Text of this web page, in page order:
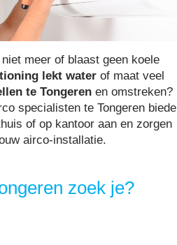
meer of blaast geen koele
lekt water of maat veel
te Tongeren en omstreken?
specialisten te Tongeren
of op kantoor aan en zorgen
airco-installatie.
zoek je?